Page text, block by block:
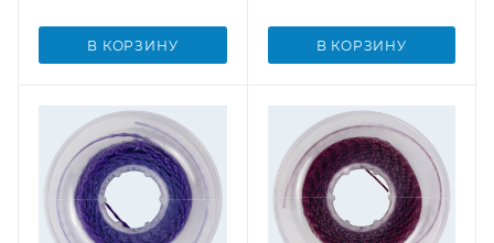
В КОРЗИНУ В КОРЗИНУ